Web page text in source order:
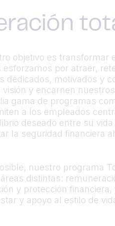
objetivo es transformar
esforzamos por atraer,
dedicados, motivados y
y encarnen
gama de programas
a los empleados
deseado entre su
la seguridad financiera
nuestro programa
distintas:
y protección financiera,
y apoyo al estilo de